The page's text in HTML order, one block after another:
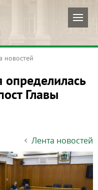
новостей
определилась
Главы
Лента новостей